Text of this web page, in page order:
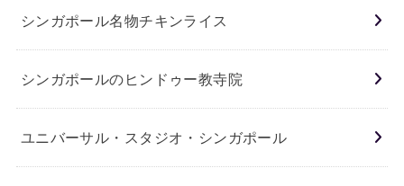
シンガポール名物チキンライス
シンガポールのヒンドゥー教寺院
ユニバーサル・スタジオ・シンガポール